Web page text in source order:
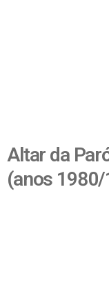
Altar da
(anos